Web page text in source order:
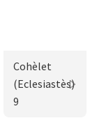
Cohèlet
(Eclesiastès)
9